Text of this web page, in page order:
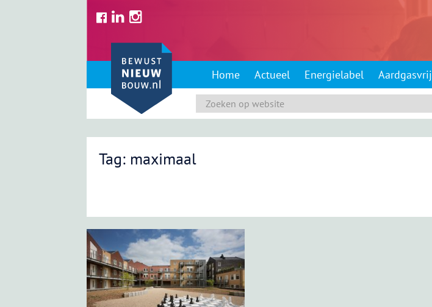
Home Actueel Energielabel Aardgasvrij
Tag: maximaal